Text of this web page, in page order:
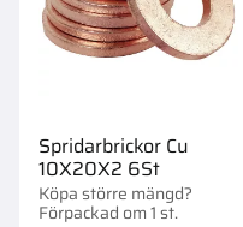
Spridarbrickor Cu
10X20X2 6St
Köpa större mängd?
Förpackad om 1 st.